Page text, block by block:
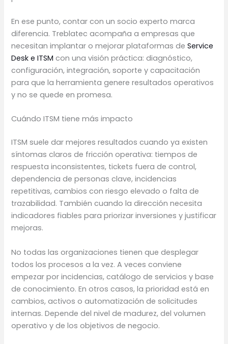
En ese punto, contar con un socio experto marca
diferencia. Treblatec acompaña a empresas que
necesitan implantar o mejorar plataformas deService
Desk e ITSM con una visión práctica: diagnóstico,
configuración, integración, soporte y capacitación
para que la herramienta genere resultados operativos
y no se quede en promesa.
Cuándo ITSM tiene más impacto
ITSM suele dar mejores resultados cuando ya existen
síntomas claros de fricción operativa: tiempos de
respuesta inconsistentes, tickets fuera de control,
dependencia de personas clave, incidencias
repetitivas, cambios con riesgo elevado o falta de
trazabilidad. También cuando la dirección necesita
indicadores fiables para priorizar inversiones y justificar
mejoras.
No todas las organizaciones tienen que desplegar
todos los procesos a la vez. A veces conviene
empezar por incidencias, catálogo de servicios y base
de conocimiento. En otros casos, la prioridad está en
cambios, activos o automatización de solicitudes
internas. Depende del nivel de madurez, del volumen
operativo y de los objetivos de negocio.